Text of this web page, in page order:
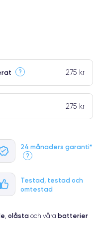
24 månaders garanti*
?
Testad, testad och
omtestad
? 275 kr
275 kr
, olåsta och våra batterier